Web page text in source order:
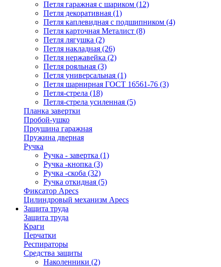
Петля гаражная с шариком (12)
Петля декоративная (1)
Петля каплевидная с подшипником (4)
Петля карточная Металист (8)
Петля лягушка (2)
Петля накладная (26)
Петля нержавейка (2)
Петля рояльная (3)
Петля универсальная (1)
Петля шарнирная ГОСТ 16561-76 (3)
Петля-стрела (18)
Петля-стрела усиленная (5)
Планка завертки
Пробой-ушко
Проушина гаражная
Пружина дверная
Ручка
Ручка - завертка (1)
Ручка -кнопка (3)
Ручка -скоба (32)
Ручка откидная (5)
Фиксатор Apecs
Цилиндровый механизм Apecs
Защита труда
Защита труда
Краги
Перчатки
Респираторы
Средства защиты
Наколенники (2)